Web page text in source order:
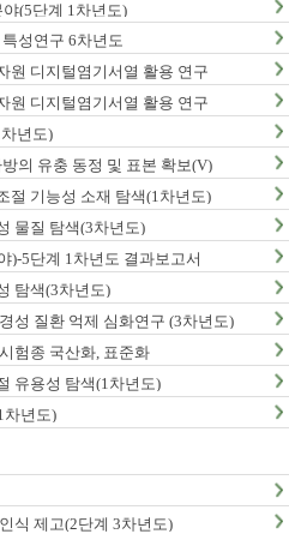
(5단계 1차년도)
성연구 6차년도
원 디지털염기서열 활용 연구
원 디지털염기서열 활용 연구
년도)
의 유충 동정 및 표본 확보(V)
절 기능성 소재 탐색(1차년도)
물질 탐색(3차년도)
)-5단계 1차년도 결과보고서
탐색(3차년도)
성 질환 억제 심화연구 (3차년도)
험종 국산화, 표준화
유용성 탐색(1차년도)
차년도)
식 제고(2단계 3차년도)